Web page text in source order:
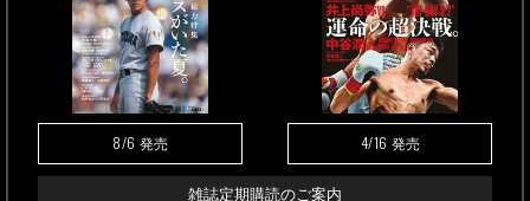
8/6 発売 4/16 発売
雑誌定期購読のご案内